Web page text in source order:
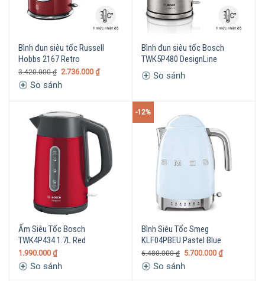
Bình đun siêu tốc Russell
Hobbs 2167 Retro
3.420.000₫ 2.736.000 ₫
So sánh
Bình đun siêu tốc Bosch
TWK5P480 DesignLine
So sánh
Ấm Siêu Tốc Bosch
TWK4P434 1.7L Red
1.990.000 ₫
So sánh
-12%
Bình Siêu Tốc Smeg
KLF04PBEU Pastel Blue
6.480.000₫ 5.700.000 ₫
So sánh